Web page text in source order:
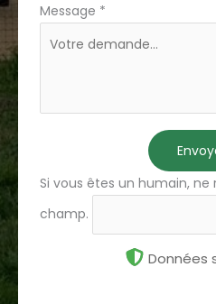
Message *
Si vous êtes un humain, ne
champ.
Données